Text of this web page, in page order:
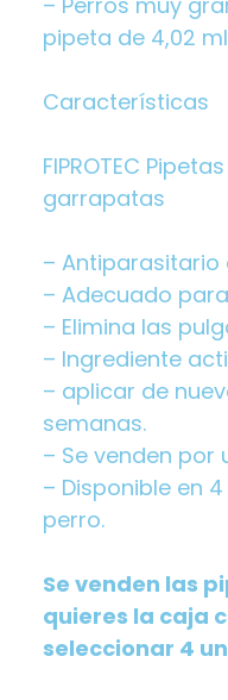
pipeta de 4,02 ml
Características
FIPROTEC
garrapatas
– Antiparasitario
– Adecuado
– Elimina las
– Ingrediente
– aplicar de
semanas.
– Se venden por
– Disponible en
perro.
Se venden las
quieres la caja
seleccionar 4